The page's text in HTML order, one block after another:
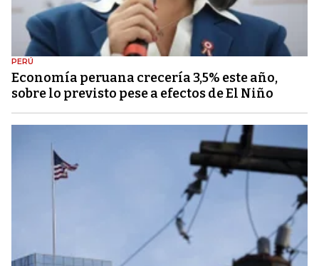
PERÚ
Economía peruana crecería 3,5% este año,
sobre lo previsto pese a efectos de El Niño